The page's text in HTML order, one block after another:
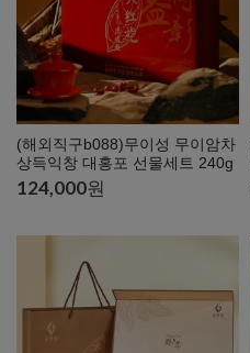
(해외직구b088)무이성 무이암차
상득익창 대홍포 선물세트 240g
124,000원